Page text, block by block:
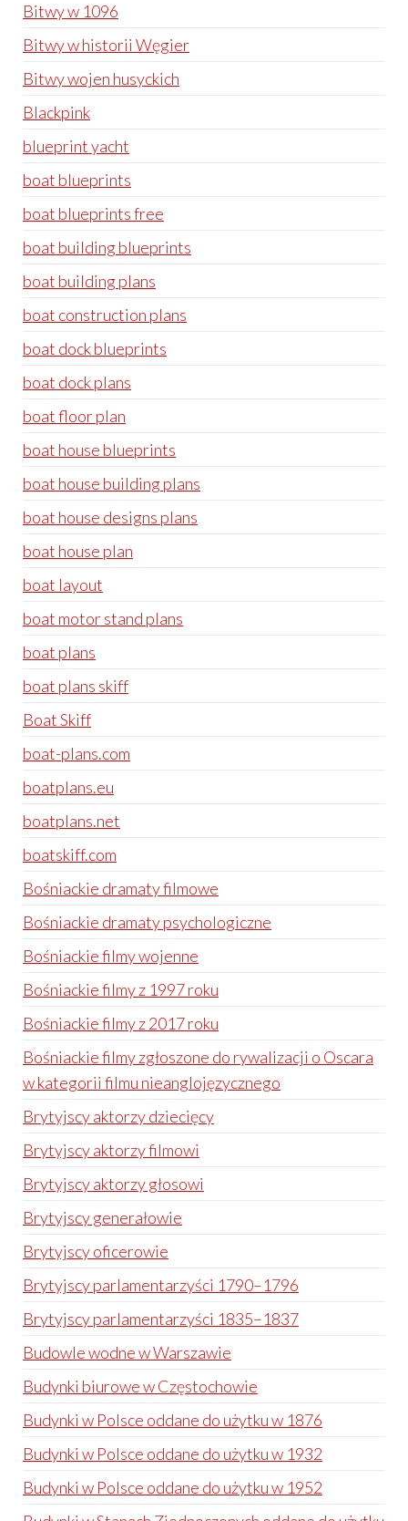
Bitwy w 1096
Bitwy w historii Węgier
Bitwy wojen husyckich
Blackpink
blueprint yacht
boat blueprints
boat blueprints free
boat building blueprints
boat building plans
boat construction plans
boat dock blueprints
boat dock plans
boat floor plan
boat house blueprints
boat house building plans
boat house designs plans
boat house plan
boat layout
boat motor stand plans
boat plans
boat plans skiff
Boat Skiff
boat-plans.com
boatplans.eu
boatplans.net
boatskiff.com
Bośniackie dramaty filmowe
Bośniackie dramaty psychologiczne
Bośniackie filmy wojenne
Bośniackie filmy z 1997 roku
Bośniackie filmy z 2017 roku
Bośniackie filmy zgłoszone do rywalizacji o Oscara
w kategorii filmu nieanglojęzycznego
Brytyjscy aktorzy dziecięcy
Brytyjscy aktorzy filmowi
Brytyjscy aktorzy głosowi
Brytyjscy generałowie
Brytyjscy oficerowie
Brytyjscy parlamentarzyści 1790–1796
Brytyjscy parlamentarzyści 1835–1837
Budowle wodne w Warszawie
Budynki biurowe w Częstochowie
Budynki w Polsce oddane do użytku w 1876
Budynki w Polsce oddane do użytku w 1932
Budynki w Polsce oddane do użytku w 1952